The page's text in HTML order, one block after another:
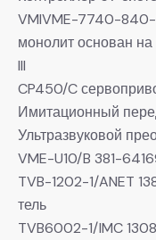
VMIVME-7740-
монолит основан
III
CP450/C
Имитационный
Ультразвуковой
VME-U10/B 381-
TVB-1202-1/ANET
тель
TVB6002-1/IMC